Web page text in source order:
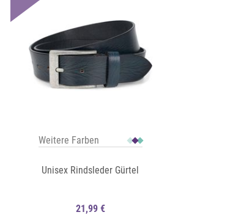
Weitere Farben
Unisex Rindsleder Gürtel
21,99 €